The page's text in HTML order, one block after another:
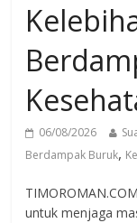
06/08/2026
Berdampak Buruk,
untuk menjaga